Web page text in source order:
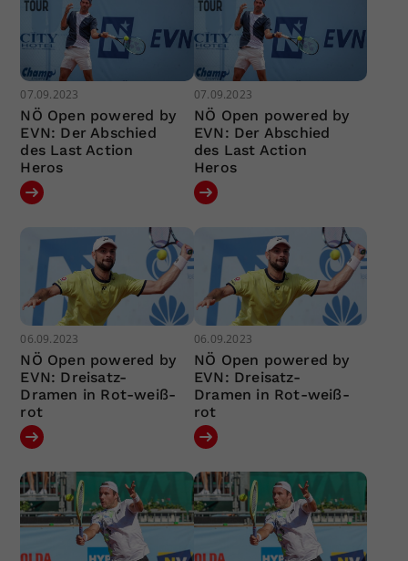
07.09.2023
NÖ Open powered by
EVN: Der Abschied
des Last Action
Heros
07.09.2023
NÖ Open powered by
EVN: Der Abschied
des Last Action
Heros
06.09.2023
NÖ Open powered by
EVN: Dreisatz-
Dramen in Rot-weiß-
rot
06.09.2023
NÖ Open powered by
EVN: Dreisatz-
Dramen in Rot-weiß-
rot